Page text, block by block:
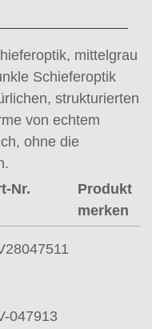
mittelgrau
Schieferoptik
strukturierten
von echtem
ohne die
Nr.
Produkt
merken
047913